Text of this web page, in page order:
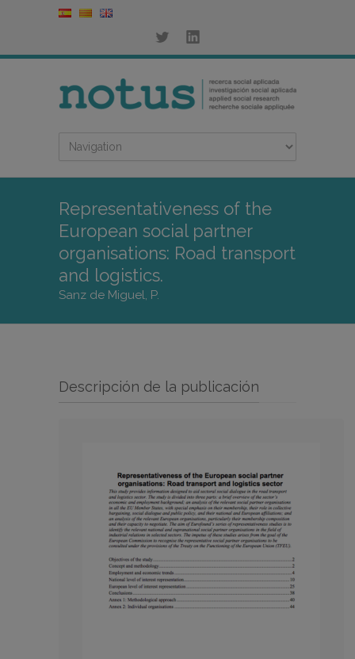
Representativeness of the
European social partner
organisations: Road transport
and logistics.
Sanz de Miguel, P.
Descripción de la publicación